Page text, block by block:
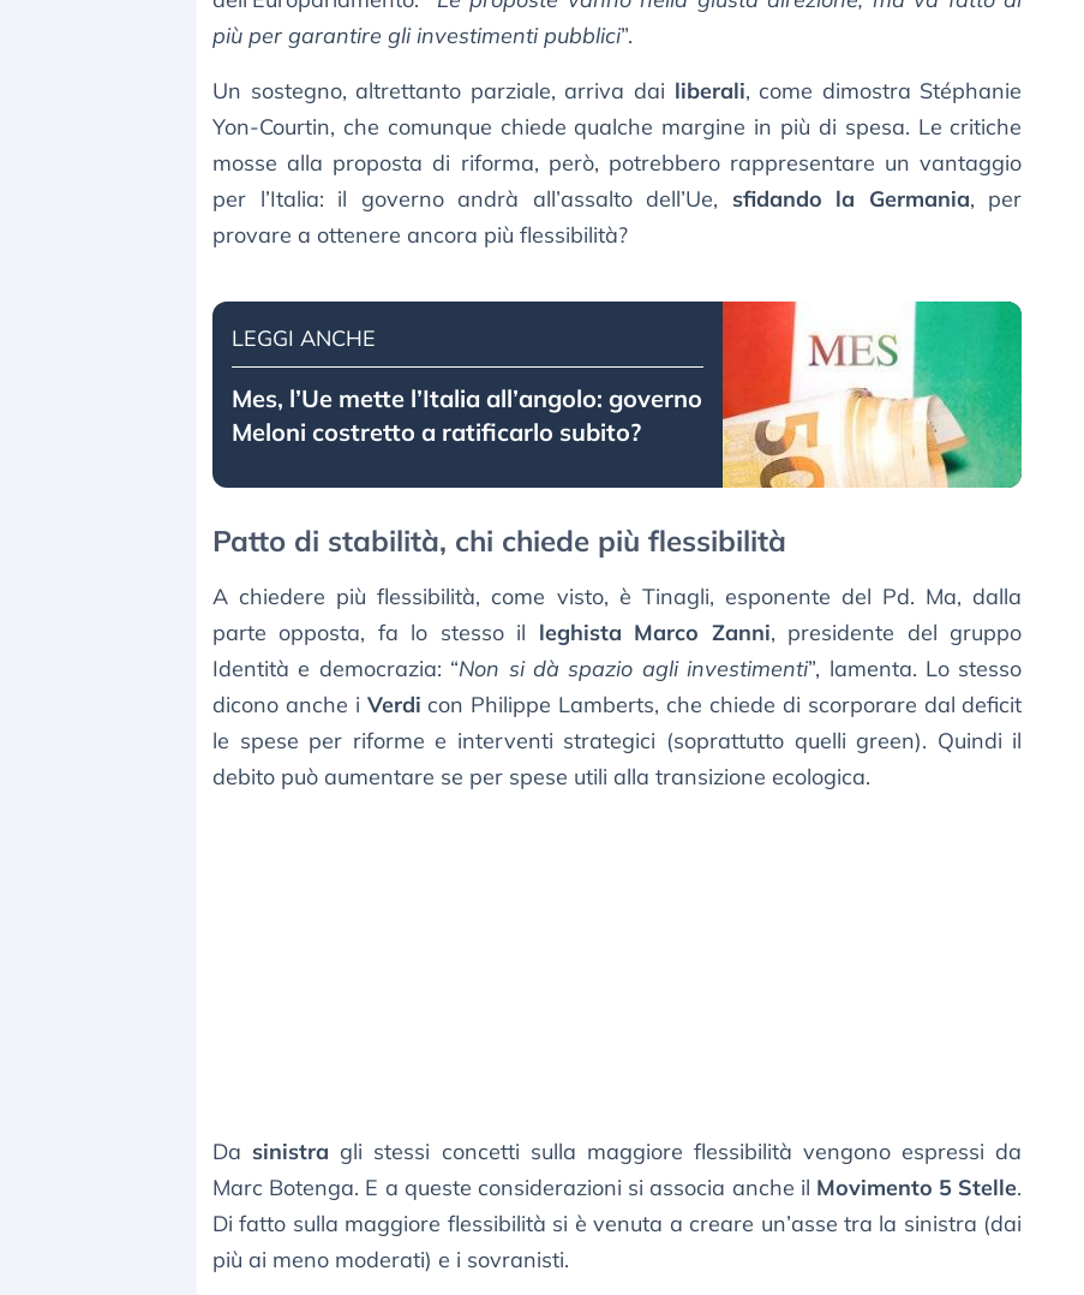
più per garantire gli investimenti pubblici”.
Un sostegno, altrettanto parziale, arriva dai liberali, come dimostra Stéphanie
Yon-Courtin, che comunque chiede qualche margine in più di spesa. Le critiche
mosse alla proposta di riforma, però, potrebbero rappresentare un vantaggio
per l’Italia: il governo andrà all’assalto dell’Ue, sfidando la Germania, per
provare a ottenere ancora più flessibilità?
LEGGI ANCHE
Mes, l’Ue mette l’Italia all’angolo: governo
Meloni costretto a ratificarlo subito?
Patto di stabilità, chi chiede più flessibilità
A chiedere più flessibilità, come visto, è Tinagli, esponente del Pd. Ma, dalla
parte opposta, fa lo stesso il leghista Marco Zanni, presidente del gruppo
Identità e democrazia: “Non si dà spazio agli investimenti”, lamenta. Lo stesso
dicono anche i Verdi con Philippe Lamberts, che chiede di scorporare dal deficit
le spese per riforme e interventi strategici (soprattutto quelli green). Quindi il
debito può aumentare se per spese utili alla transizione ecologica.
Da sinistra gli stessi concetti sulla maggiore flessibilità vengono espressi da
Marc Botenga. E a queste considerazioni si associa anche il Movimento 5 Stelle.
Di fatto sulla maggiore flessibilità si è venuta a creare un’asse tra la sinistra (dai
più ai meno moderati) e i sovranisti.